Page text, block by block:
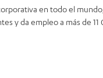
en todo el
y da empleo a más de